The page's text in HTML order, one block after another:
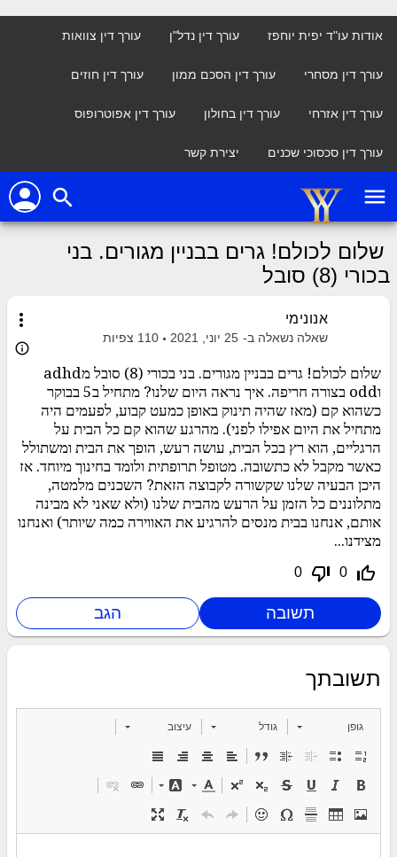
אודות עו"ד יפית יוחפז עורך דין נדל"ן עורך דין צוואות
עורך דין מסחרי עורך דין הסכם ממון עורך דין חוזים
עורך דין אזרחי עורך דין בחולון עורך דין אפוטרופוס
עורך דין סכסוכי שכנים יצירת קשר
menu
search
person
שלום לכולם! גרים בבניין מגורים. בני
בכורי (8) סובל
more_vert אנונימי
שאלה נשאלה ב- 25 יוני, 2021 110 צפיות
info_outline
שלום לכולם! גרים בבניין מגורים. בני בכורי (8) סובל מadhd
וodd בצורה חריפה. איך נראה היום שלנו? מתחיל ב5 בבוקר
כשהוא קם (מאז שהיה תינוק באופן כמעט קבוע, לפעמים היה
מתחיל את היום אפילו לפני). מהרגע שהוא קם כל הבית על
הרגליים, הוא רץ בכל הבית, עושה רעש, הופך את הבית ומשתולל
כאשר מקבל לא כתשובה. מטופל תרופתית ולומד בחינוך מיוחד. אז
היכן הבעיה שלנו שקשורה לקבוצה הזאת? השכנים מלמטה,
מתלוננים כל הזמן על הרעש מהבית שלנו (ולא שאני לא מבינה
אותם, אנחנו בבית מנסים להרגיע את האווירה כמה שיותר) ואנחנו
מצידנו...
thumb_up_off_alt
0
thumb_down_off_alt
0
תשובתך
גופן גודל עיצוב